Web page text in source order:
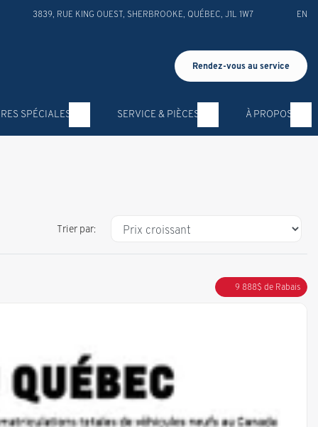
3839, RUE KING OUEST SHERBROOKE QUÉBEC J1L 1W7 EN
Rendez-vous au service
SPÉCIALES SERVICE & PIÈCES À PROPOS
Trier par:
9 888$ de Rabais